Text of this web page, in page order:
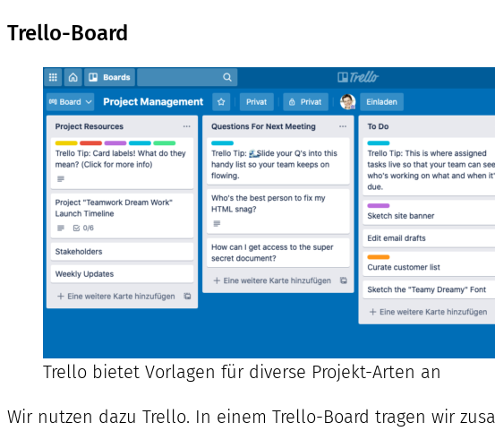
Trello-Board
Trello bietet Vorlagen für diverse Projekt-Arten an
Wir nutzen dazu Trello. In einem Trello-Board tragen wir